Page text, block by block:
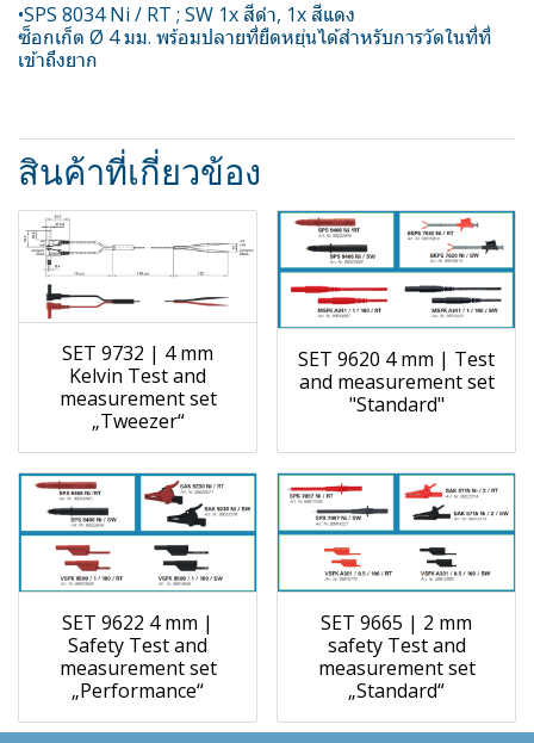
•SPS 8034 Ni / RT ; SW 1x สีดำ, 1x สีแดง
ซ็อกเก็ต Ø 4 มม. พร้อมปลายที่ยืดหยุ่นได้สำหรับการวัดในที่ที่
เข้าถึงยาก
สินค้าที่เกี่ยวข้อง
SET 9732 | 4 mm
Kelvin Test and
measurement set
„Tweezer“
SET 9620 4 mm | Test
and measurement set
"Standard"
SET 9622 4 mm |
Safety Test and
measurement set
„Performance“
SET 9665 | 2 mm
safety Test and
measurement set
„Standard“